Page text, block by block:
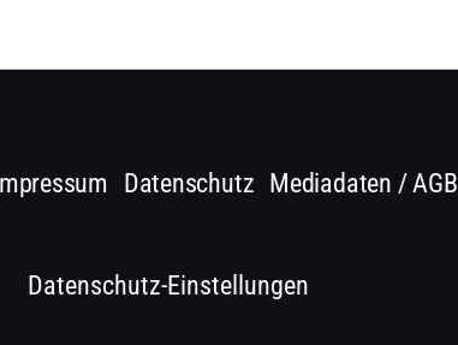
Datenschutz Mediadaten / AGB
Datenschutz-Einstellungen